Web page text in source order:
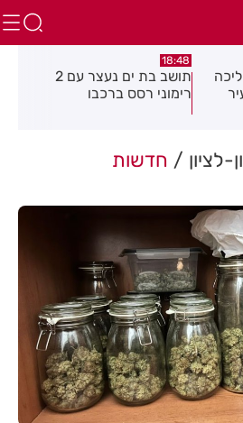
18:48
תושב בת ים נעצר עם 2
רימוני רסס ברכבו
לציון
חדשות